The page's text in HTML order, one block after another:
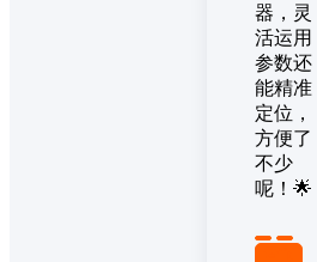
器，灵
活运用
参数还
能精准
定位，
方便了
不少
呢！🌟